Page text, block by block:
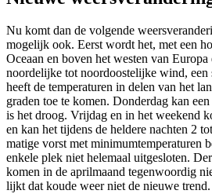
Nu komt dan de volgende
mogelijk ook. Eerst wordt het, met een
Oceaan en boven het westen van Europa
noordelijke tot noordoostelijke wind, een
heeft de temperaturen in delen van het
graden toe te komen. Donderdag kan
is het droog. Vrijdag en in het weekend
en kan het tijdens de heldere nachten 2
matige vorst met minimumtemperaturen
enkele plek niet helemaal uitgesloten.
komen in de aprilmaand tegenwoordig
lijkt dat koude weer niet de nieuwe trend.